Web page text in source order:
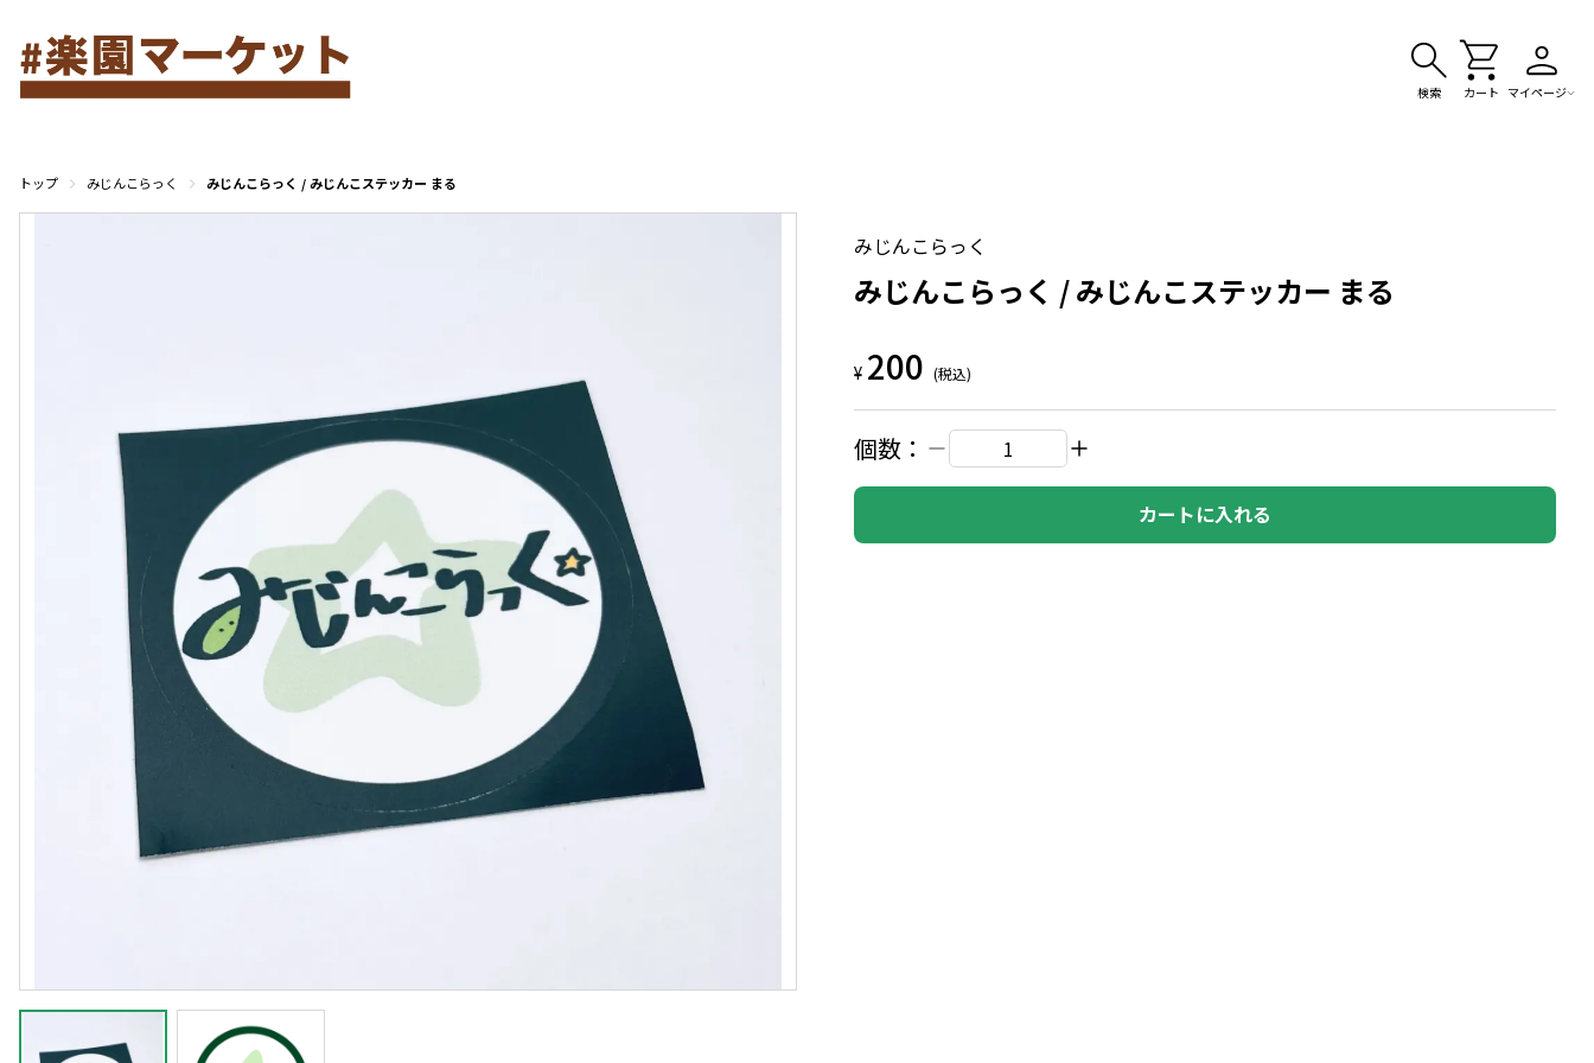
検索 カート マイページ
トップ みじんこらっく みじんこらっく / みじんこステッカー まる
みじんこらっく
みじんこらっく / みじんこステッカー まる
¥ 200 (税込)
個数：
カートに入れる